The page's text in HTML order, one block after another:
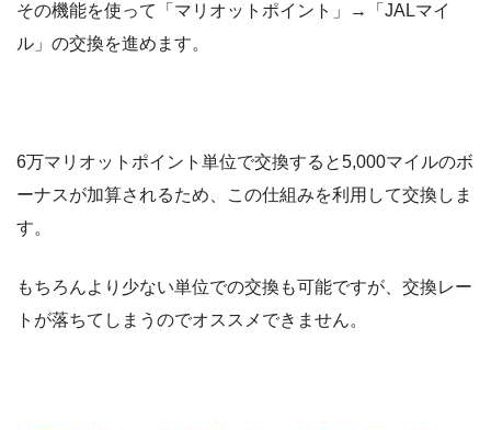
その機能を使って「マリオットポイント」→「JALマイ
ル」の交換を進めます。
6万マリオットポイント単位で交換すると5,000マイルのボ
ーナスが加算されるため、この仕組みを利用して交換しま
す。
もちろんより少ない単位での交換も可能ですが、交換レー
トが落ちてしまうのでオススメできません。